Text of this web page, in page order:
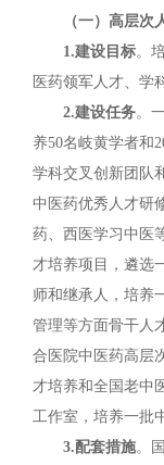
（一）高层次
1.建设目标。
医药领军人才、学
2.建设任务。
养50名岐黄学者和
学科交叉创新团队
中医药优秀人才研
药、西医学习中医
才培养项目，遴选
师和继承人，培养
管理等方面骨干人
合医院中医药高层
才培养和全国老中
工作室，培养一批
3.配套措施。